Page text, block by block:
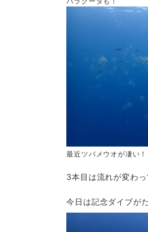
最近ツバメウオが凄い！
3本目は流れが変わ
今日は記念ダイブが